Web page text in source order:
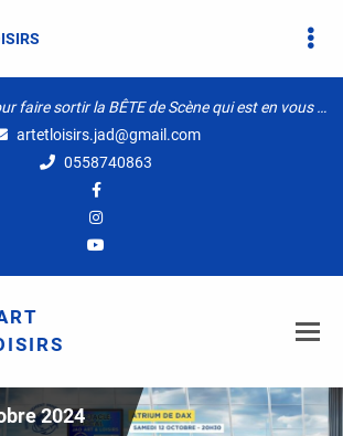
faire sortir la BÊTE de Scène qui est en vous …
artetloisirs.jad@gmail.com
0558740863